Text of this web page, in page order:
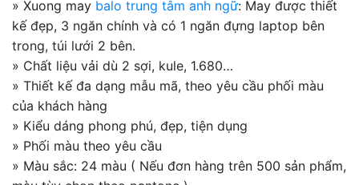
trên
5
trên
đánh
» Xuong may balo trung tâm anh ngữ: May được thiết
kế đẹp, 3 ngăn chính và có 1 ngăn đựng laptop bên
trong, túi lưới 2 bên.
» Chất liệu vải dù 2 sợi, kule, 1.680…
» Thiết kế đa dạng mẫu mã, theo yêu cầu phối màu
của khách hàng
» Kiểu dáng phong phú, đẹp, tiện dụng
» Phối màu theo yêu cầu
» Màu sắc: 24 màu ( Nếu đơn hàng trên 500 sản phẩm,